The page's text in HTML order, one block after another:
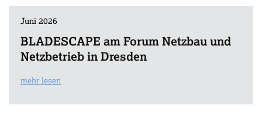
Juni 2026
BLADESCAPE am Forum Netzbau und
Netzbetrieb in Dresden
mehr lesen